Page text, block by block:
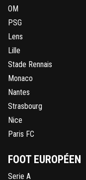
OM
PSG
Lens
Lille
Stade Rennais
Monaco
Nantes
Strasbourg
Nice
Paris FC
FOOT EUROPÉEN
Serie A